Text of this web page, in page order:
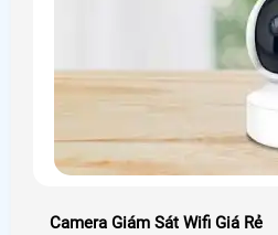
Camera Giám Sát Wifi Giá Rẻ